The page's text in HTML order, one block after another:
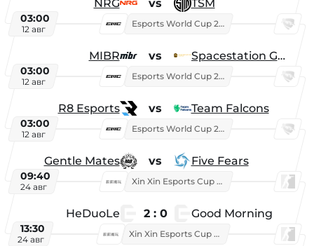
NRG vs TSM
03:00
12 авг
Esports World Cup 2026
MIBR vs Spacestation Gaming
03:00
12 авг
Esports World Cup 2026
R8 Esports vs Team Falcons
03:00
12 авг
Esports World Cup 2026
Gentle Mates vs Five Fears
09:40
24 авг
Xin Xin Esports Cup 2025
HeDuoLe 2 : 0 Good Morning
13:30
24 авг
Xin Xin Esports Cup 2026